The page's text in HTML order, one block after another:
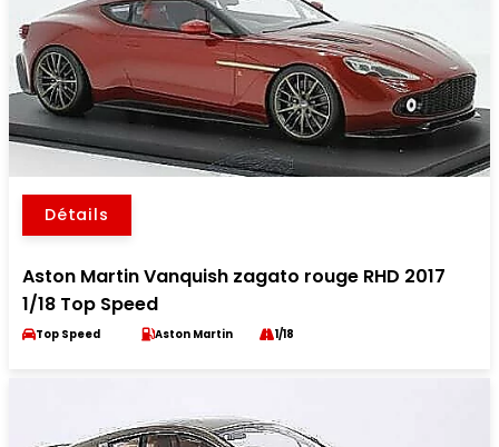
Détails
Aston Martin Vanquish zagato rouge RHD 2017
1/18 Top Speed
Top Speed Aston Martin 1/18